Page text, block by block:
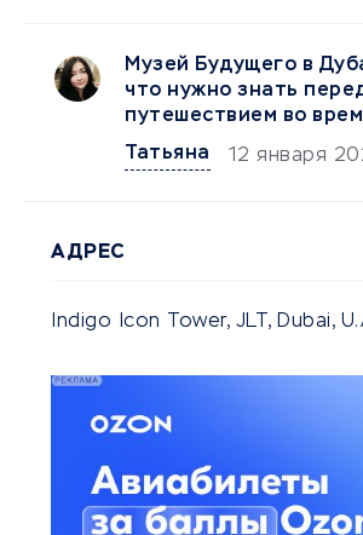
Музей Будущего в
что нужно знать
путешествием во
Татьяна
12 января
АДРЕС
Indigo Icon Tower, JLT, Dubai,